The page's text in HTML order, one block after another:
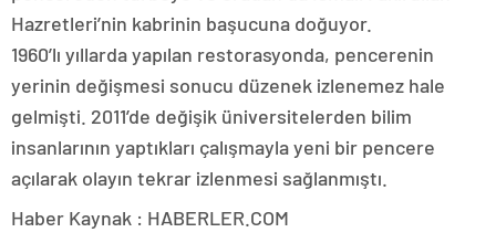
Hazretleri’nin kabrinin başucuna doğuyor.
1960’lı yıllarda yapılan restorasyonda, pencerenin
yerinin değişmesi sonucu düzenek izlenemez hale
gelmişti. 2011’de değişik üniversitelerden bilim
insanlarının yaptıkları çalışmayla yeni bir pencere
açılarak olayın tekrar izlenmesi sağlanmıştı.
Haber Kaynak : HABERLER.COM